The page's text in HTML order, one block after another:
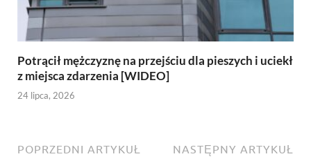
Potrącił mężczyznę na przejściu dla pieszych i uciekł
z miejsca zdarzenia [WIDEO]
24 lipca, 2026
POPRZEDNI ARTYKUŁ NASTĘPNY ARTYKUŁ